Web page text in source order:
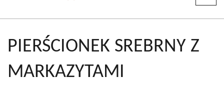
PIERŚCIONEK SREBRNY Z
MARKAZYTAMI